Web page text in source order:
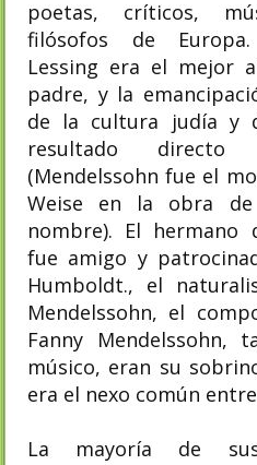
poetas, críticos,
filósofos de
Lessing era el mejor
padre, y la
de la cultura judía y
resultado
(Mendelssohn fue el
Weise en la obra
nombre). El hermano
fue amigo y
Humboldt., el
Mendelssohn, el
Fanny Mendelssohn,
músico, eran su
era el nexo común
La mayoría de